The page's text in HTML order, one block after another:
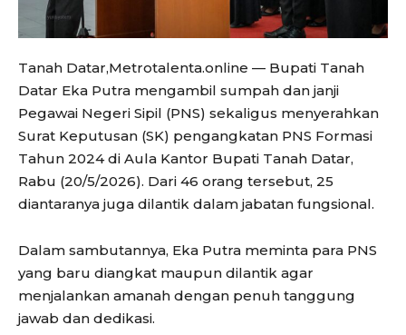
Tanah Datar,Metrotalenta.online — Bupati Tanah
Datar Eka Putra mengambil sumpah dan janji
Pegawai Negeri Sipil (PNS) sekaligus menyerahkan
Surat Keputusan (SK) pengangkatan PNS Formasi
Tahun 2024 di Aula Kantor Bupati Tanah Datar,
Rabu (20/5/2026). Dari 46 orang tersebut, 25
diantaranya juga dilantik dalam jabatan fungsional.
Dalam sambutannya, Eka Putra meminta para PNS
yang baru diangkat maupun dilantik agar
menjalankan amanah dengan penuh tanggung
jawab dan dedikasi.